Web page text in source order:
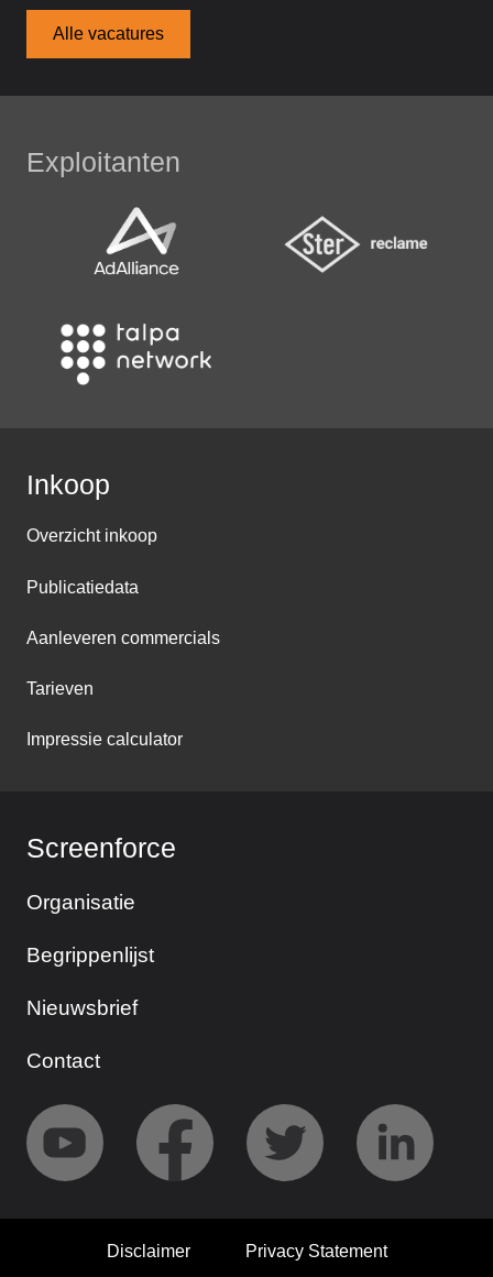
Alle vacatures
Exploitanten
Inkoop
Overzicht inkoop
Publicatiedata
Aanleveren commercials
Tarieven
Impressie calculator
Screenforce
Organisatie
Begrippenlijst
Nieuwsbrief
Contact
Disclaimer Privacy Statement